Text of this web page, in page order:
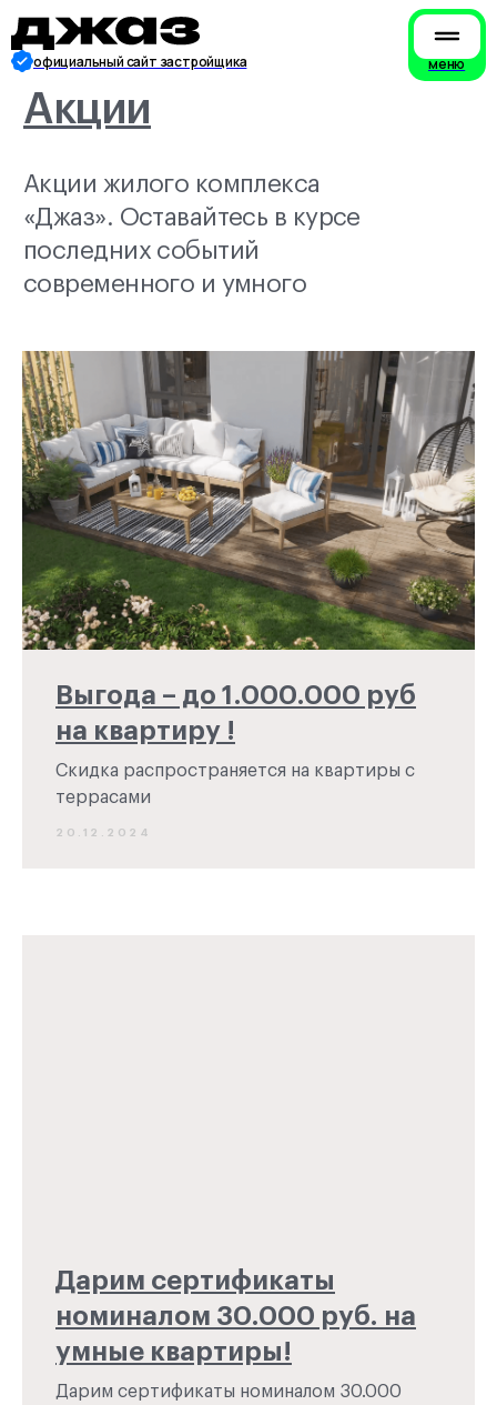
официальный сайт застройщика меню
Акции
Акции жилого комплекса
последних событий
современного и умного
дома.
Выгода – до 1.000.000 руб
на квартиру !
Скидка распространяется на квартиры с
террасами
20.12.2024
Дарим сертификаты
номиналом 30.000 руб. на
умные квартиры!
Дарим сертификаты номиналом 30.000